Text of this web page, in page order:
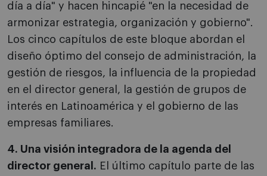
día a día" y hacen hincapié "en la necesidad de
armonizar estrategia, organización y gobierno".
Los cinco capítulos de este bloque abordan el
diseño óptimo del consejo de administración, la
gestión de riesgos, la influencia de la propiedad
en el director general, la gestión de grupos de
interés en Latinoamérica y el gobierno de las
empresas familiares.
4. Una visión integradora de la agenda del
director general. El último capítulo parte de las